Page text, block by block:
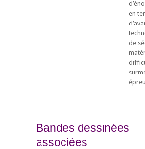
en
de
Bandes dessinées
associées